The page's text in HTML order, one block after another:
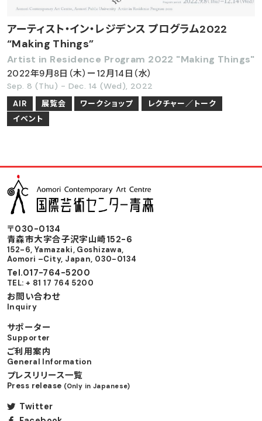
アーティスト・イン・レジデンス プログラム2022
“Making Things”
Artist in Residence Program 2022 "Making Things"
2022年9月8日（木）ー12月14日（水）
Sep. 8 (Thu) - Dec. 14 (Wed), 2022
AIR 展覧会 ワークショップ
レクチャー／トーク
イベント
〒030-0134
⻘森市⼤字合⼦沢字⼭崎152-6
152-6, Yamazaki, Goshizawa,
Aomori –City, Japan, 030-0134
Tel.017-764-5200
TEL: + 81 17 764 5200
お問い合わせ
Inquiry
サポーター
Supporter
ご利用案内
General Information
プレスリリース一覧
Press release (Only in Japanese)
Twitter